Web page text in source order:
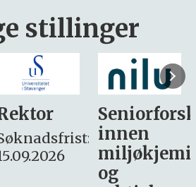
stillinger
søker
– fast